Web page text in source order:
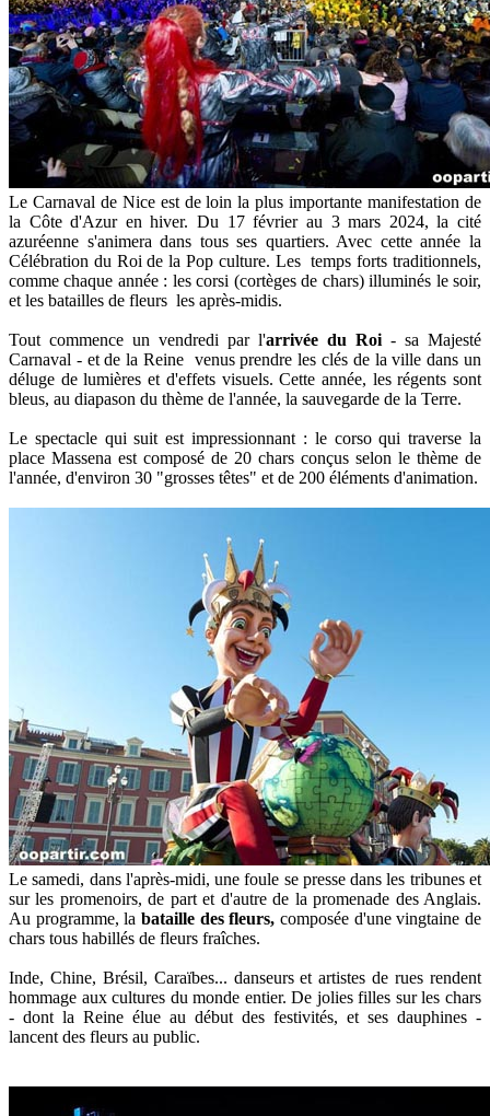
Le Carnaval de Nice est de loin la plus importante manifestation de
la Côte d'Azur en hiver. Du 17 février au 3 mars 2024, la cité
azuréenne s'animera dans tous ses quartiers. Avec cette année la
Célébration du Roi de la Pop culture. Les temps forts traditionnels,
comme chaque année : les corsi (cortèges de chars) illuminés le soir,
et les batailles de fleurs les après-midis.
Tout commence un vendredi par l'arrivée du Roi - sa Majesté
Carnaval - et de la Reine venus prendre les clés de la ville dans un
déluge de lumières et d'effets visuels. Cette année, les régents sont
bleus, au diapason du thème de l'année, la sauvegarde de la Terre.
Le spectacle qui suit est impressionnant : le corso qui traverse la
place Massena est composé de 20 chars conçus selon le thème de
l'année, d'environ 30 "grosses têtes" et de 200 éléments d'animation.
Le samedi, dans l'après-midi, une foule se presse dans les tribunes et
sur les promenoirs, de part et d'autre de la promenade des Anglais.
Au programme, la bataille des fleurs, composée d'une vingtaine de
chars tous habillés de fleurs fraîches.
Inde, Chine, Brésil, Caraïbes... danseurs et artistes de rues rendent
hommage aux cultures du monde entier. De jolies filles sur les chars
- dont la Reine élue au début des festivités, et ses dauphines -
lancent des fleurs au public.